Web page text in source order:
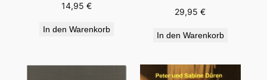
14,95€
In den Warenkorb
29,95€
In den Warenkorb